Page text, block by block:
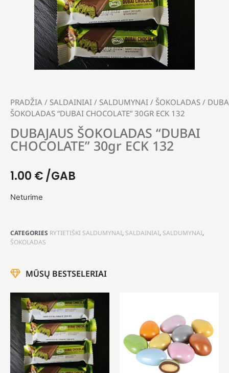
PRADŽIA / SALDAINIAI / SALDUMYNAI / ŠOKOLADAS /
ŠOKOLADAS “DUBAI CHOCOLATE” 30GR ECK 132
DUBAJAUS ŠOKOLADAS “DUBAI
CHOCOLATE” 30gr ECK 132
1.00 €/GAB
Neturime
CATEGORIES RYTIETIŠKI SALDUMYNAI, SALDAINIAI, SALDUMYNAI,
ŠOKOLADAS
MŪSŲ BESTSELERIAI